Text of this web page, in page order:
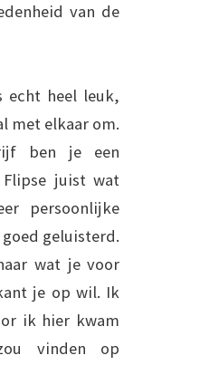
van de
echt heel leuk,
met elkaar om.
ben je een
juist wat
persoonlijke
geluisterd.
wat je voor
je op wil. Ik
ik hier kwam
vinden op